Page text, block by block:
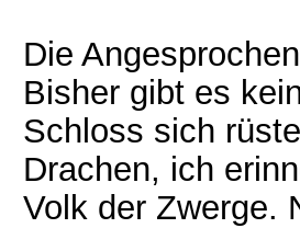
Die
Bisher gibt es
Schloss sich
Drachen, ich
Volk der Zwerge.